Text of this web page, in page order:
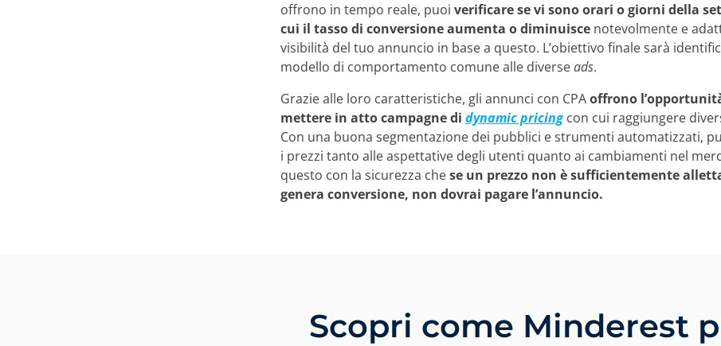
offrono in tempo reale, puoi verificare se vi sono orari o giorni della
cui il tasso di conversione aumenta o diminuisce notevolmente e
visibilità del tuo annuncio in base a questo. L’obiettivo finale sarà
modello di comportamento comune alle diverseads.
Grazie alle loro caratteristiche, gli annunci con CPAoffrono
mettere in atto campagne di dynamic pricing con cui raggiungere
Con una buona segmentazione dei pubblici e strumenti automatizzati,
i prezzi tanto alle aspettative degli utenti quanto ai cambiamenti nel
questo con la sicurezza chese un prezzo non è sufficientemente
genera conversione, non dovrai pagare l’annuncio.
Scopri come Minderest